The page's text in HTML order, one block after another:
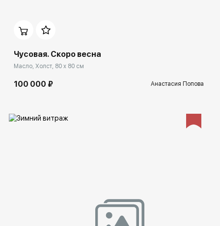
Чусовая. Скоро весна
Масло, Холст, 80 x 80 см
100 000 ₽ Анастасия Попова